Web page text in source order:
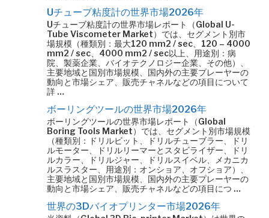
Uチューブ粘度計の世界市場2026年
Uチューブ粘度計の世界市場レポート（Global U-
Tube Viscometer Market）では、セグメント別市
場規模（種類別：最大120 mm2 / sec、120 – 4000
mm2 / sec、4000 mm2 / sec以上、用途別：病
院、製薬企業、バイオテクノロジー企業、その他）、
主要地域と国別市場規模、国内外の主要プレーヤーの
動向と市場シェア、販売チャネルなどの項目について
詳 …
ボーリングツールの世界市場2026年
ボーリングツールの世界市場レポート（Global
Boring Tools Market）では、セグメント別市場規模
（種類別：ドリルビット、ドリルチューブラー、ドリ
ルモーター、ドリルリーマーとスタビライザー、ドリ
ルカラー、ドリルジャー、ドリルスイベル、メカニカ
ルスラスター、用途別：オンショア、オフショア）、
主要地域と国別市場規模、国内外の主要プレーヤーの
動向と市場シェア、販売チャネルなどの項目につ …
世界の3Dバイオプリンター市場2026年